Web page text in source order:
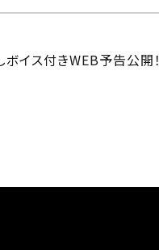
イス付きWEB予告公開！